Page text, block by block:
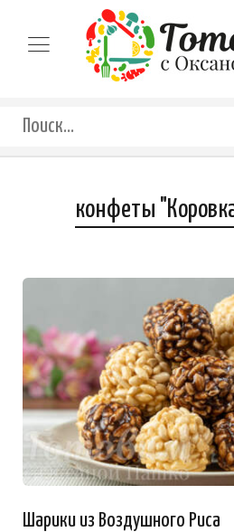
конфеты
Шарики из Воздушного Риса